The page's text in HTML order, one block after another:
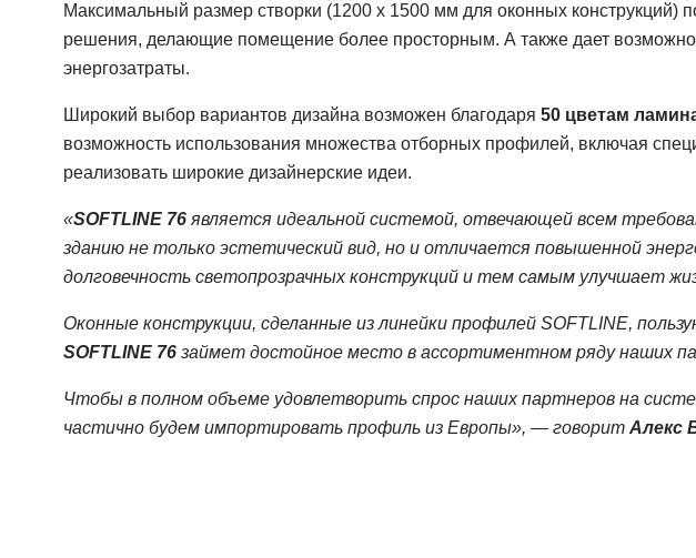
Максимальный размер створки (1200 х 1500 мм для оконных конструкций)
решения, делающие помещение более просторным. А также дает
энергозатраты.
Широкий выбор вариантов дизайна возможен благодаря 50 цветам
возможность использования множества отборных профилей, включая
реализовать широкие дизайнерские идеи.
«SOFTLINE 76 является идеальной системой, отвечающей всем
зданию не только эстетический вид, но и отличается повышенной
долговечность светопрозрачных конструкций и тем самым улучшает
Оконные конструкции, сделанные из линейки профилей SOFTLINE,
SOFTLINE 76 займет достойное место в ассортиментном ряду наших
Чтобы в полном объеме удовлетворить спрос наших партнеров на
частично будем импортировать профиль из Европы», — говорит Алекс